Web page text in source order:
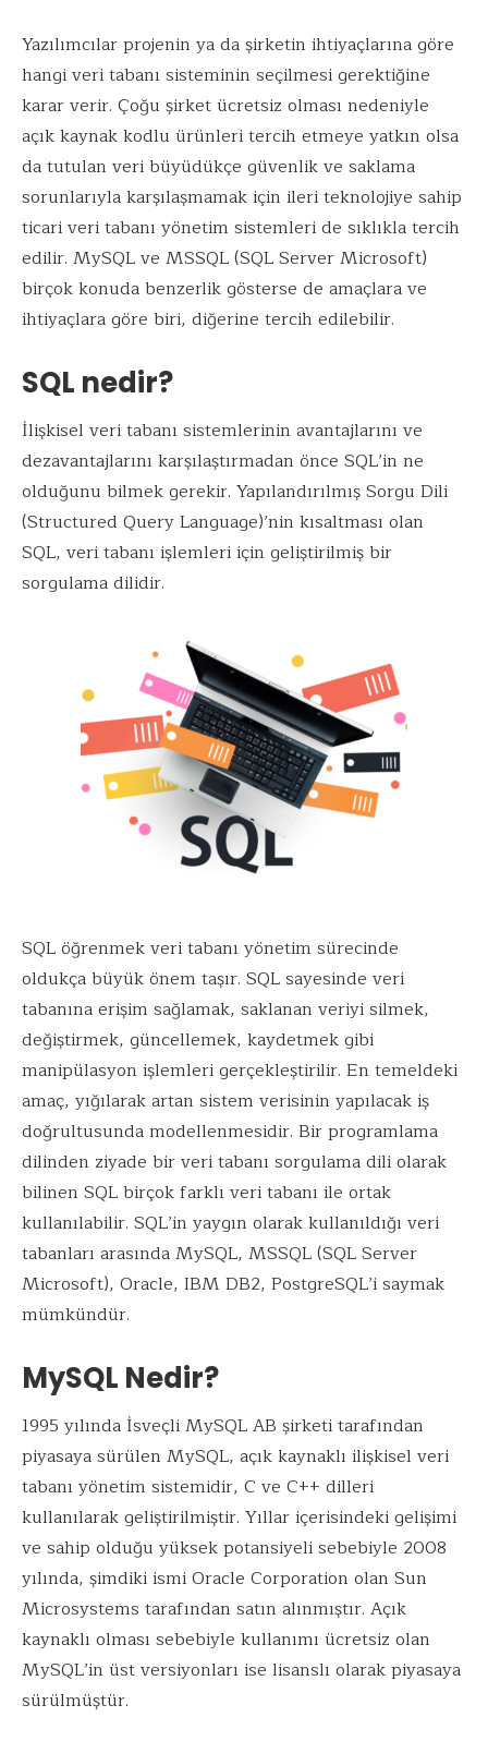
Yazılımcılar projenin ya da şirketin ihtiyaçlarına göre
hangi veri tabanı sisteminin seçilmesi gerektiğine
karar verir. Çoğu şirket ücretsiz olması nedeniyle
açık kaynak kodlu ürünleri tercih etmeye yatkın olsa
da tutulan veri büyüdükçe güvenlik ve saklama
sorunlarıyla karşılaşmamak için ileri teknolojiye sahip
ticari veri tabanı yönetim sistemleri de sıklıkla tercih
edilir. MySQL ve MSSQL (SQL Server Microsoft)
birçok konuda benzerlik gösterse de amaçlara ve
ihtiyaçlara göre biri, diğerine tercih edilebilir.
SQL nedir?
İlişkisel veri tabanı sistemlerinin avantajlarını ve
dezavantajlarını karşılaştırmadan önce SQL’in ne
olduğunu bilmek gerekir. Yapılandırılmış Sorgu Dili
(Structured Query Language)’nin kısaltması olan
SQL, veri tabanı işlemleri için geliştirilmiş bir
sorgulama dilidir.
SQL öğrenmek veri tabanı yönetim sürecinde
oldukça büyük önem taşır. SQL sayesinde veri
tabanına erişim sağlamak, saklanan veriyi silmek,
değiştirmek, güncellemek, kaydetmek gibi
manipülasyon işlemleri gerçekleştirilir. En temeldeki
amaç, yığılarak artan sistem verisinin yapılacak iş
doğrultusunda modellenmesidir. Bir programlama
dilinden ziyade bir veri tabanı sorgulama dili olarak
bilinen SQL birçok farklı veri tabanı ile ortak
kullanılabilir. SQL’in yaygın olarak kullanıldığı veri
tabanları arasında MySQL, MSSQL (SQL Server
Microsoft), Oracle, IBM DB2, PostgreSQL’i saymak
mümkündür.
MySQL Nedir?
1995 yılında İsveçli MySQL AB şirketi tarafından
piyasaya sürülen MySQL, açık kaynaklı ilişkisel veri
tabanı yönetim sistemidir, C ve C++ dilleri
kullanılarak geliştirilmiştir. Yıllar içerisindeki gelişimi
ve sahip olduğu yüksek potansiyeli sebebiyle 2008
yılında, şimdiki ismi Oracle Corporation olan Sun
Microsystems tarafından satın alınmıştır. Açık
kaynaklı olması sebebiyle kullanımı ücretsiz olan
MySQL’in üst versiyonları ise lisanslı olarak piyasaya
sürülmüştür.